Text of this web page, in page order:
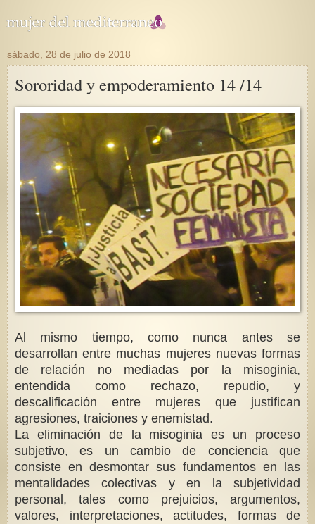
sábado, 28 de julio de 2018
Sororidad y empoderamiento 14 /14
Al mismo tiempo, como nunca antes se
desarrollan entre muchas mujeres nuevas formas
de relación no mediadas por la misoginia,
entendida como rechazo, repudio, y
descalificación entre mujeres que justifican
agresiones, traiciones y enemistad.
La eliminación de la misoginia es un proceso
subjetivo, es un cambio de conciencia que
consiste en desmontar sus fundamentos en las
mentalidades colectivas y en la subjetividad
personal, tales como prejuicios, argumentos,
valores, interpretaciones, actitudes, formas de